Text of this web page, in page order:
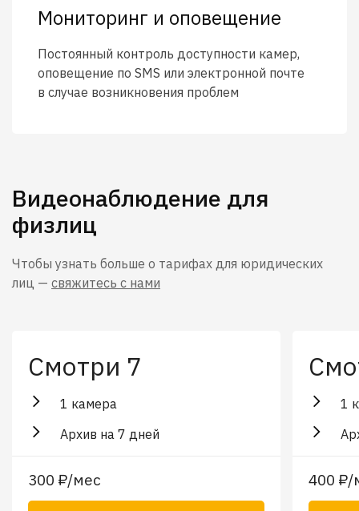
Мониторинг и оповещение
Постоянный контроль доступности камер,
оповещение по SMS или электронной почте
в случае возникновения проблем
Видеонаблюдение для
физлиц
Чтобы узнать больше о тарифах для юридических
лиц — свяжитесь с нами
Смотри 7
1 камера
Архив на 7 дней
300 ₽/мес
1
400 ₽/